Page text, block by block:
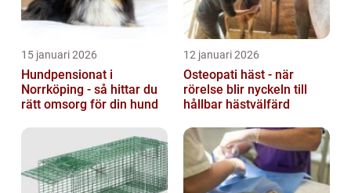
15 januari 2026
Hundpensionat i
Norrköping - så hittar du
rätt omsorg för din hund
12 januari 2026
Osteopati häst - när
rörelse blir nyckeln till
hållbar hästvälfärd